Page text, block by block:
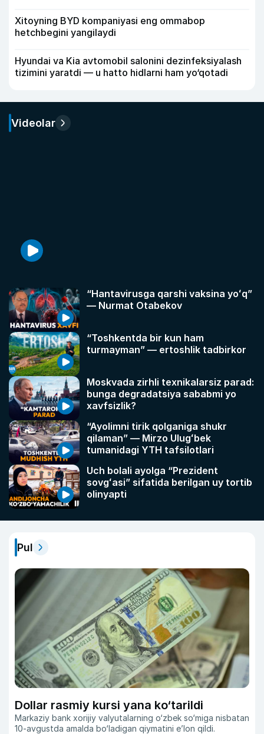
Xitoyning BYD kompaniyasi eng ommabop
hetchbegini yangilaydi
Hyundai va Kia avtomobil salonini dezinfeksiyalash
tizimini yaratdi — u hatto hidlarni ham yo‘qotadi
Videolar
“Hantavirusga qarshi vaksina yoʻq”
— Nurmat Otabekov
“Toshkentda bir kun ham
turmayman” — ertoshlik tadbirkor
Moskvada zirhli texnikalarsiz parad:
bunga degradatsiya sababmi yo
xavfsizlik?
“Ayolimni tirik qolganiga shukr
qilaman” — Mirzo Ulugʻbek
tumanidagi YTH tafsilotlari
Uch bolali ayolga “Prezident
sovgʻasi” sifatida berilgan uy tortib
olinyapti
Pul
Dollar rasmiy kursi yana ko‘tarildi
Markaziy bank xorijiy valyutalarning o‘zbek so‘miga nisbatan
10-avgustda amalda bo‘ladigan qiymatini eʼlon qildi.